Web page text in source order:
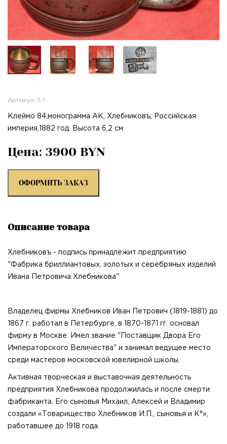
Артикул: 57
Клеймо 84,монограмма АК, Хлебниковъ; Российская
империя,1882 год. Высота 6,2 см
Цена: 3900 BYN
ОФОРМИТЬ ЗАКАЗ
Описание товара
Хлебниковъ - подпись принадлежит предприятию
"Фабрика бриллиантовых, золотых и серебряных изделий
Ивана Петровича Хлебникова"
Владелец фирмы Хлебников Иван Петрович (1819-1881) до
1867 г. работал в Петербурге, в 1870-1871 гг. основал
фирму в Москве. Имел звание "Поставщик Двора Его
Императорского Величества" и занимал ведущее место
среди мастеров московской ювелирной школы.
Активная творческая и выставочная деятельность
предприятия Хлебникова продолжилась и после смерти
фабриканта. Его сыновья Михаил, Алексей и Владимир
создали «Товарищество Хлебников И.П., сыновья и К°»,
работавшее до 1918 года.